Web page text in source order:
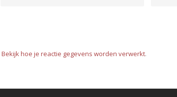
Bekijk hoe je reactie gegevens worden verwerkt.